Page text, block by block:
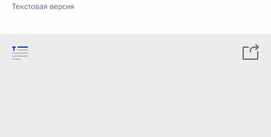
Текстовая версия